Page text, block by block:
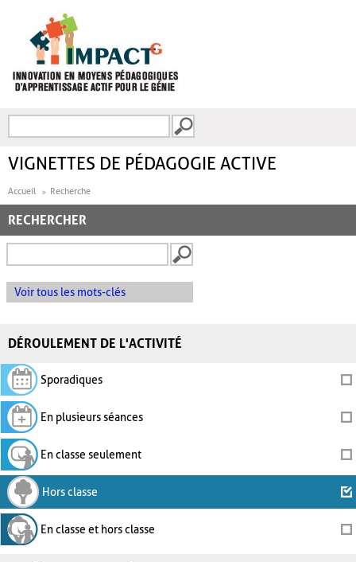
FORMULAIRE DE
VIGNETTES DE PÉDAGOGIE ACTIVE
Accueil Recherche
RECHERCHER
Voir tous les mots-clés
DÉROULEMENT DE L'ACTIVITÉ
Sporadiques
En plusieurs séances
En classe seulement
Hors classe
En classe et hors classe